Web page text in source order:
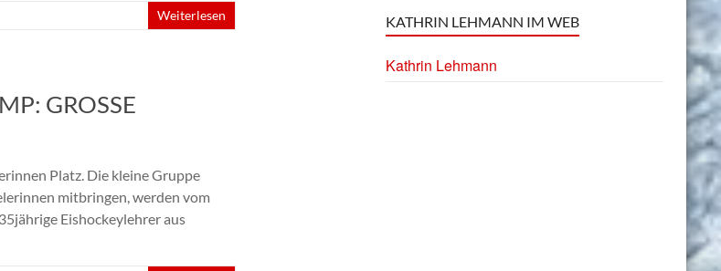
Weiterlesen
GROSSE Q
Platz. Die kleine Gruppe
mitbringen, werden vom
Eishockeylehrer aus
KATHRIN LEHMANN IM WEB
Kathrin Lehmann